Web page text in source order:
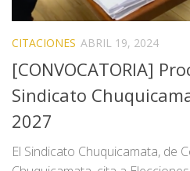
CITACIONES ABRIL 19, 2024
[CONVOCATORIA]
Sindicato
2027
El Sindicato Chuquicamata, de